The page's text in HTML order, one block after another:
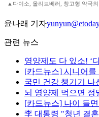
▲다이소, 올리브베러, 창고형 약국
윤나래 기자
관련 뉴스
영양제도 다 있소! ‘
[카드뉴스] 시니어를
국민 건강 챙기기 나
뇌 영양제 먹으면 정
[카드뉴스] 나이 들
李 대통령 "청년 결